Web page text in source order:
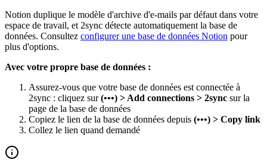
Notion duplique le modèle d'archive d'e-mails par défaut dans votre
espace de travail, et 2sync détecte automatiquement la base de
données. Consultez configurer une base de données Notion pour
plus d'options.
Avec votre propre base de données :
Assurez-vous que votre base de données est connectée à
2sync : cliquez sur(•••) > Add connections > 2sync sur la
page de la base de données
Copiez le lien de la base de données depuis (•••) > Copy link
Collez le lien quand demandé